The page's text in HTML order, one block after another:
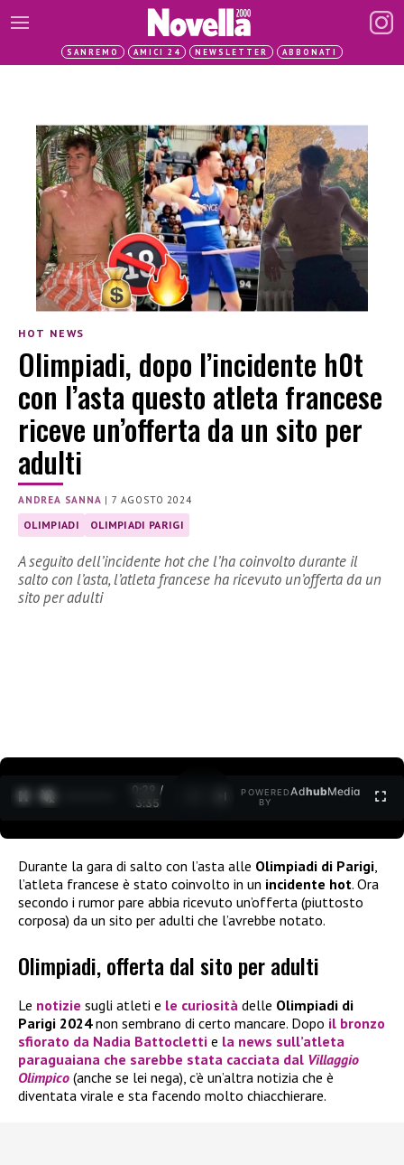
SANREMO AMICI 24 NEWSLETTER ABBONATI
HOT NEWS
Olimpiadi, dopo l’incidente h0t
con l’asta questo atleta francese
riceve un’offerta da un sito per
adulti
ANDREA SANNA |7 AGOSTO 2024
OLIMPIADI OLIMPIADI PARIGI
A seguito dell’incidente hot che l’ha coinvolto durante il
salto con l’asta, l’atleta francese ha ricevuto un’offerta da un
sito per adulti
0:30 /
3:35
POWERED
BY
AdhubMedia
Durante la gara di salto con l’asta alle Olimpiadi di Parigi
l’atleta francese è stato coinvolto in un incidente hot. Ora
secondo i rumor pare abbia ricevuto un’offerta (piuttosto
corposa) da un sito per adulti che l’avrebbe notato.
Olimpiadi, offerta dal sito per adulti
Le notizie sugli atleti e le curiosità delle Olimpiadi di
Parigi 2024non sembrano di certo mancare. Dopo il bronzo
sfiorato da Nadia Battocletti e la news sull’atleta
paraguaiana che sarebbe stata cacciata dal Villaggio
Olimpico (anche se lei nega), c’è un’altra notizia che è
diventata virale e sta facendo molto chiacchierare.